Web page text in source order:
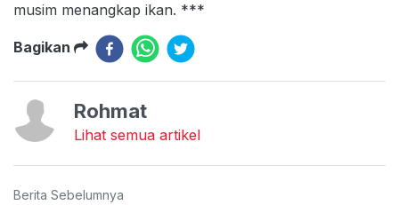
musim menangkap ikan. ***
Bagikan
Rohmat
Lihat semua artikel
Berita Sebelumnya